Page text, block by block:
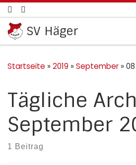
Zum Inhalt springen
SV Häger
Startseite » 2019 » September » 08
Tägliche
September
1 Beitrag